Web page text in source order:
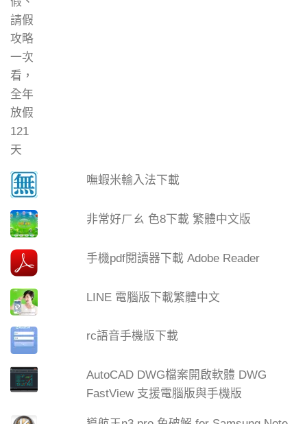
嘸蝦米輸入法下載
非常好ㄏㄠ 色8下載 繁體中文版
手機pdf閱讀器下載 Adobe Reader
LINE 電腦版下載繁體中文
rc語音手機版下載
AutoCAD DWG檔案開啟軟體 DWG
FastView 支援電腦版與手機版